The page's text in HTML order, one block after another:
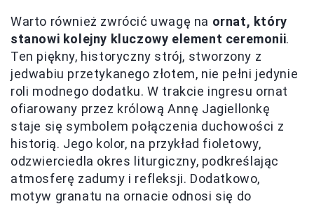
Warto również zwrócić uwagę na ornat, który
stanowi kolejny kluczowy element ceremonii.
Ten piękny, historyczny strój, stworzony z
jedwabiu przetykanego złotem, nie pełni jedynie
roli modnego dodatku. W trakcie ingresu ornat
ofiarowany przez królową Annę Jagiellonkę
staje się symbolem połączenia duchowości z
historią. Jego kolor, na przykład fioletowy,
odzwierciedla okres liturgiczny, podkreślając
atmosferę zadumy i refleksji. Dodatkowo,
motyw granatu na ornacie odnosi się do